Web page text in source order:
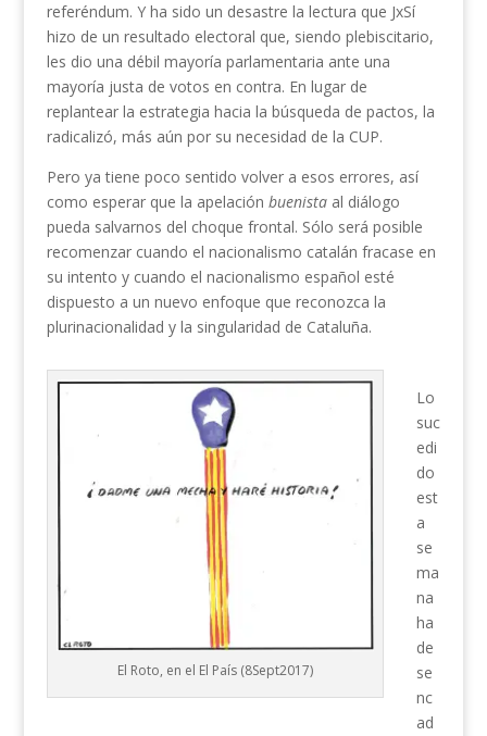
referéndum. Y ha sido un desastre la lectura que JxSí
hizo de un resultado electoral que, siendo plebiscitario,
les dio una débil mayoría parlamentaria ante una
mayoría justa de votos en contra. En lugar de
replantear la estrategia hacia la búsqueda de pactos, la
radicalizó, más aún por su necesidad de la CUP.
Pero ya tiene poco sentido volver a esos errores, así
como esperar que la apelación buenistaal diálogo
pueda salvarnos del choque frontal. Sólo será posible
recomenzar cuando el nacionalismo catalán fracase en
su intento y cuando el nacionalismo español esté
dispuesto a un nuevo enfoque que reconozca la
plurinacionalidad y la singularidad de Cataluña.
El Roto, en el El País (8Sept2017)
Lo
suc
edi
do
est
a
se
ma
na
ha
de
se
nc
ad